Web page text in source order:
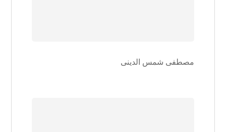
مصطفی شمس الدینی